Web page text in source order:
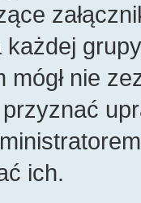
każdej
nie
ich.